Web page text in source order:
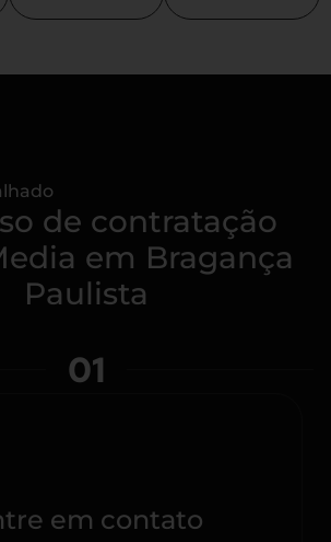
de contratação
em Bragança
Paulista
01
em contato